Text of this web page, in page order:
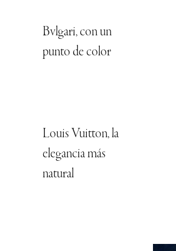
Bvlgari, con un
punto de color
Louis Vuitton, la
elegancia más
natural